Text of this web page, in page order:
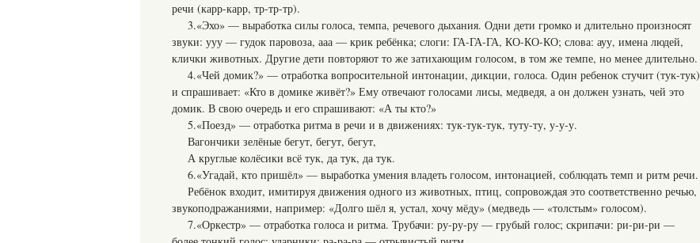
речи (карр-карр, тр-тр-тр).
3.«Эхо» — выработка силы голоса, темпа, речевого дыхания. Одни дети громко и длительно произносят
звуки: ууу — гудок паровоза, ааа — крик ребёнка; слоги: ГА-ГА-ГА, КО-КО-КО; слова: ауу, имена людей,
клички животных. Другие дети повторяют то же затихающим голосом, в том же темпе, но менее длительно.
4.«Чей домик?» — отработка вопросительной интонации, дикции, голоса. Один ребенок стучит (тук-тук)
и спрашивает: «Кто в домике живёт?» Ему отвечают голосами лисы, медведя, а он должен узнать, чей это
домик. В свою очередь и его спрашивают: «А ты кто?»
5.«Поезд» — отработка ритма в речи и в движениях: тук-тук-тук, туту-ту, у-у-у.
Вагончики зелёные бегут, бегут, бегут,
А круглые колёсики всё тук, да тук, да тук.
6.«Угадай, кто пришёл» — выработка умения владеть голосом, интонацией, соблюдать темп и ритм речи.
Ребёнок входит, имитируя движения одного из животных, птиц, сопровождая это соответственно речью,
звукоподражаниями, например: «Долго шёл я, устал, хочу мёду» (медведь — «толстым» голосом).
7.«Оркестр» — отработка голоса и ритма. Трубачи: ру-ру-ру — грубый голос; скрипачи: ри-ри-ри —